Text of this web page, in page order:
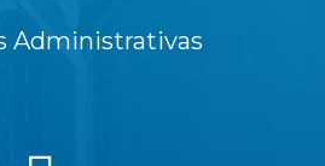
Administrativas